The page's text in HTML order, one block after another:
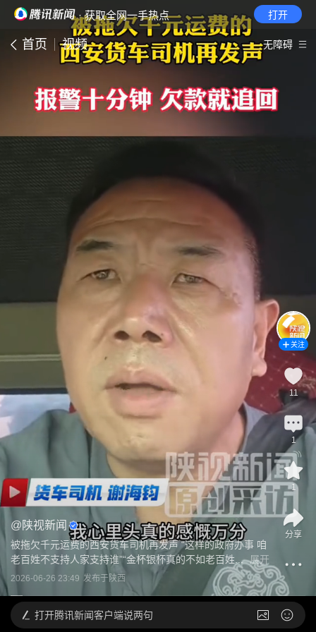
· 获取全网一手热点 打开
首页 视频 无障碍
@陕视新闻
被拖欠千元运费的西安货车司机再发声 “这样的政府办事 咱
老百姓不支持人家支持谁”“金杯银杯真的不如老百姓... 展开
2026-06-26 23:49 发布于陕西
关注
11
1
1
分享
打开腾讯新闻客户端说两句